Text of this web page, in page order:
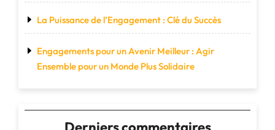
La Puissance de l’Engagement : Clé du Succès
Engagements pour un Avenir Meilleur : Agir
Ensemble pour un Monde Plus Solidaire